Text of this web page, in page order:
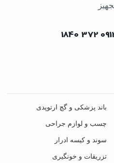
0912 372
باند پزشکی و گچ ارتوپدی
چسب و لوازم جراحی
سوند و کیسه ادرار
تزریقات و خونگیری